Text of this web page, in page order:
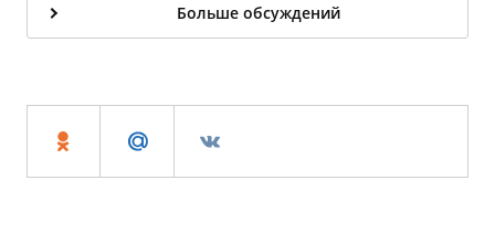
Больше обсуждений